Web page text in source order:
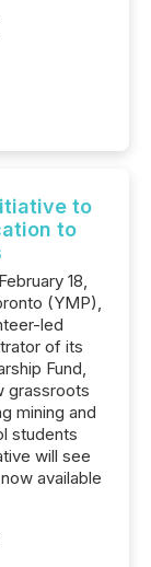
to
to
18,
(YMP),
led
of its
Fund,
grassroots
mining and
students
will see
available